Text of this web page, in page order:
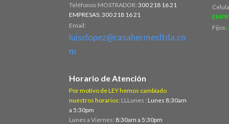
Teléfonos MOSTRADOR: 300 218 16 21
EMPRESAS: 300 218 16 21
Email:
luisclopez@casahermesltda.co
m
Horario de Atención
Por motivo de LEY hemos cambiado
nuestros horarios: LLLunes : Lunes 8:30am
a 5:30pm
Lunes a Viernes: 8:30am a 5:30pm
Fijos: